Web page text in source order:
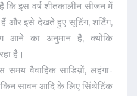
है कि इस वर्ष शीतकालीन सीजन में
हैं और इसे देखते हुए सूटिंग, शर्टिंग,
आने का अनुमान है, क्योंकि
है।
वैवाहिक साडिय़ों, लहंगा-
सावन आदि के लिए सिंथेटिंक